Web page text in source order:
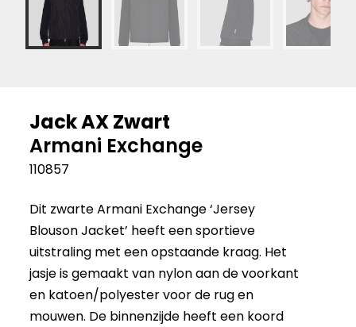
Jack AX Zwart
Armani Exchange
110857
Dit zwarte Armani Exchange ‘Jersey
Blouson Jacket’ heeft een sportieve
uitstraling met een opstaande kraag. Het
jasje is gemaakt van nylon aan de voorkant
en katoen/polyester voor de rug en
mouwen. De binnenzijde heeft een koord